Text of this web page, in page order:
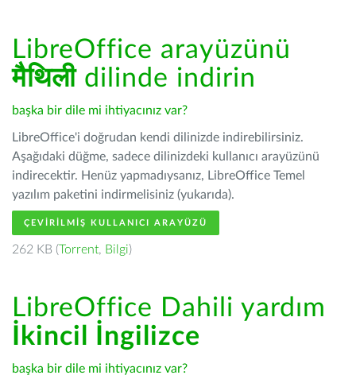
LibreOffice arayüzünü
मैथिलीdilinde indirin
başka bir dile mi ihtiyacınız var?
LibreOffice'i doğrudan kendi dilinizde indirebilirsiniz.
Aşağıdaki düğme, sadece dilinizdeki kullanıcı arayüzünü
indirecektir. Henüz yapmadıysanız, LibreOffice Temel
yazılım paketini indirmelisiniz (yukarıda).
ÇEVIRILMIŞ KULLANICI ARAYÜZÜ
262 KB (Torrent, Bilgi)
LibreOffice Dahili yardım
İkincil İngilizce
başka bir dile mi ihtiyacınız var?